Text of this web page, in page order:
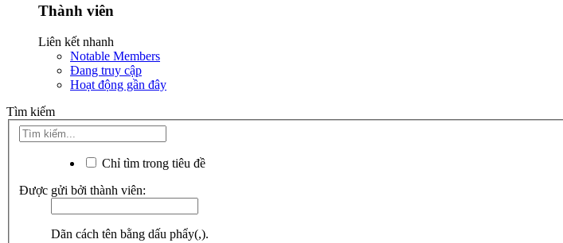
Thành viên
Liên kết nhanh
Notable Members
Đang truy cập
Hoạt động gần đây
Tìm kiếm
Chỉ tìm trong tiêu đề
Được gửi bởi thành viên:
Dãn cách tên bằng dấu phẩy(,).